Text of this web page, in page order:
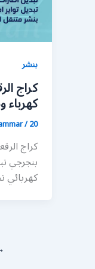
بنشر
/20 أبريل، 2020
كراج
بنجرجي
كهربائي